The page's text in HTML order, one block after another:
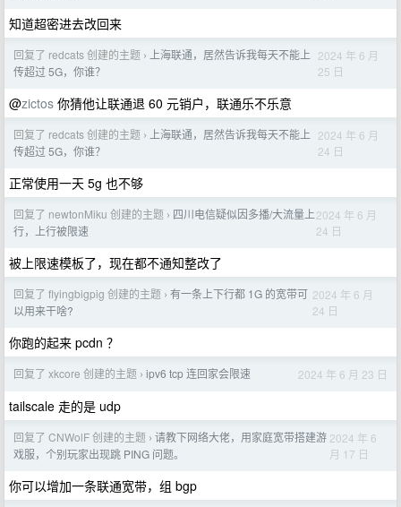
知道超密进去改回来
回复了 redcats 创建的主题 ›
上海联通，居然告诉我每天不能上
传超过 5G，你谁？
2024 年 6 月
25 日
@zictos 你猜他让联通退 60 元销户，联通乐不乐意
回复了 redcats 创建的主题 ›
上海联通，居然告诉我每天不能上
传超过 5G，你谁？
2024 年 6 月
24 日
正常使用一天 5g 也不够
回复了 newtonMiku 创建的主题 › 四川电信疑似因多播/大流量上
行，上行被限速
2024 年 6 月
24 日
被上限速模板了，现在都不通知整改了
回复了 flyingbigpig 创建的主题 › 有一条上下行都 1G 的宽带可
以用来干啥?
2024 年 6 月
24 日
你跑的起来 pcdn ？
回复了 xkcore 创建的主题 › ipv6 tcp 连回家会限速 2024 年 6 月 23 日
tailscale 走的是 udp
回复了 CNWolF 创建的主题 › 请教下网络大佬，用家庭宽带搭建游
戏服，个别玩家出现跳 PING 问题。
2024 年 6
月 17 日
你可以增加一条联通宽带，组 bgp